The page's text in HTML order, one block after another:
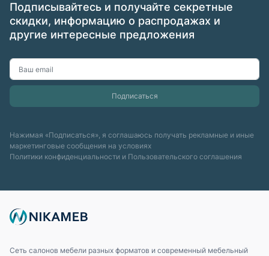
Подписывайтесь и получайте секретные
скидки, информацию о распродажах и
другие интересные предложения
Нажимая «Подписаться», я соглашаюсь получать рекламные и иные
маркетинговые сообщения на условиях
Политики конфиденциальности и Пользовательского соглашения
Сеть салонов мебели разных форматов и современный мебельный